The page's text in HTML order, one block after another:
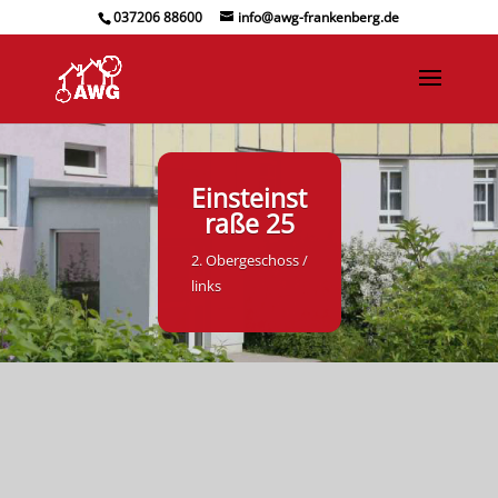
037206 88600 info@awg-frankenberg.de
Einsteinst
raße 25
2. Obergeschoss /
links